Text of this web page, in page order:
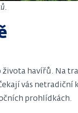
havířů. Na
vás
prohlídkách.